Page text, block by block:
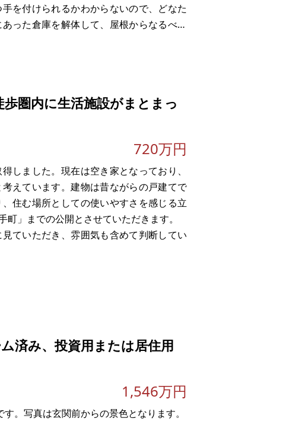
を付けられるかわからないので、どなた
った倉庫を解体して、屋根からなるべく
圏内に生活施設がまとまっ
720万円
しました。現在は空き家となっており、
えています。建物は昔ながらの戸建てで
住む場所としての使いやすさを感じる立
」までの公開とさせていただきます。
ていただき、雰囲気も含めて判断してい
済み、投資用または居住用
1,546万円
。写真は玄関前からの景色となります。